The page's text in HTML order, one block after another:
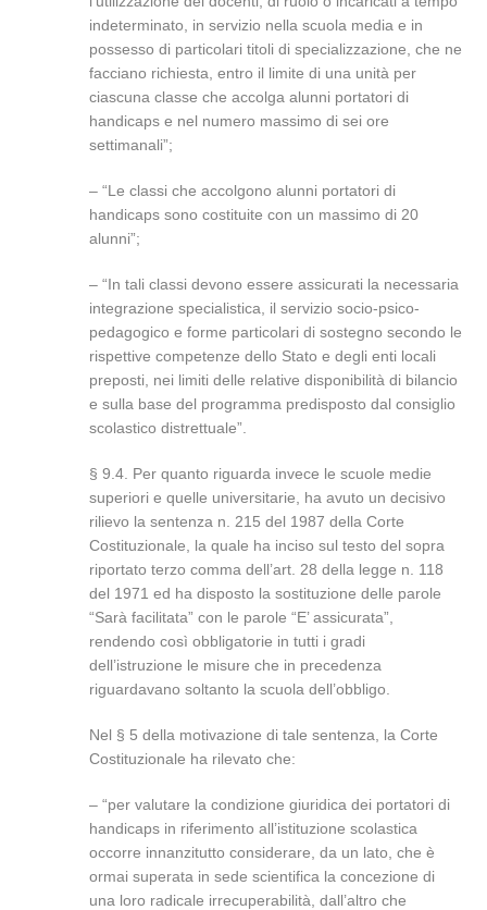
indeterminato, in servizio nella scuola media e in
possesso di particolari titoli di specializzazione, che ne
facciano richiesta, entro il limite di una unità per
ciascuna classe che accolga alunni portatori di
handicaps e nel numero massimo di sei ore
settimanali”;
– “Le classi che accolgono alunni portatori di
handicaps sono costituite con un massimo di 20
alunni”;
– “In tali classi devono essere assicurati la necessaria
integrazione specialistica, il servizio socio-psico-
pedagogico e forme particolari di sostegno secondo le
rispettive competenze dello Stato e degli enti locali
preposti, nei limiti delle relative disponibilità di bilancio
e sulla base del programma predisposto dal consiglio
scolastico distrettuale”.
§ 9.4. Per quanto riguarda invece le scuole medie
superiori e quelle universitarie, ha avuto un decisivo
rilievo la sentenza n. 215 del 1987 della Corte
Costituzionale, la quale ha inciso sul testo del sopra
riportato terzo comma dell’art. 28 della legge n. 118
del 1971 ed ha disposto la sostituzione delle parole
“Sarà facilitata” con le parole “E’ assicurata”,
rendendo così obbligatorie in tutti i gradi
dell’istruzione le misure che in precedenza
riguardavano soltanto la scuola dell’obbligo.
Nel § 5 della motivazione di tale sentenza, la Corte
Costituzionale ha rilevato che:
– “per valutare la condizione giuridica dei portatori di
handicaps in riferimento all’istituzione scolastica
occorre innanzitutto considerare, da un lato, che è
ormai superata in sede scientifica la concezione di
una loro radicale irrecuperabilità, dall’altro che